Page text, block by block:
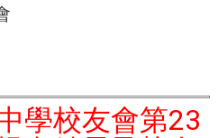
學校友會第23